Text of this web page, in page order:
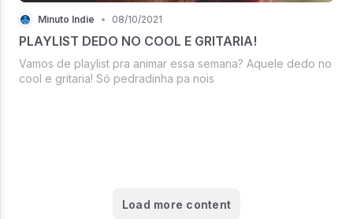
Minuto Indie • 08/10/2021
PLAYLIST DEDO NO COOL E GRITARIA!
Vamos de playlist pra animar essa semana? Aquele dedo no
cool e gritaria! Só pedradinha pa nois
Load more content